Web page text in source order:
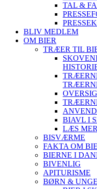
TAL &
BLIV MEDLEM
OM BIER
TRÆER TIL
BIAVL I
LÆS
BISVÆRME
FAKTA OM
BIERNE I
BIVENLIG
APITURISME
BØRN & UNGE